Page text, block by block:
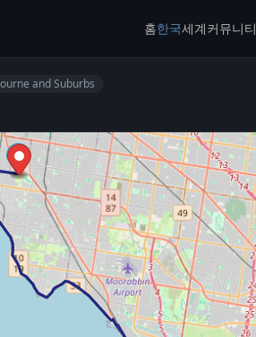
홈한국세계커뮤니티
and Suburbs